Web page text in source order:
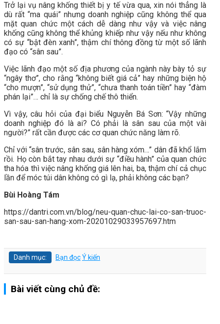
Trở lại vụ nâng khống thiết bị y tế vừa qua, xin nói thẳng là
dù rất “ma quái” nhưng doanh nghiệp cũng không thể qua
mặt quan chức một cách dễ dàng như vậy và việc nâng
khống cũng không thể khủng khiếp như vậy nếu như không
có sự “bật đèn xanh”, thậm chí thông đồng từ một số lãnh
đạo có “sân sau”.
Việc lãnh đạo một số địa phương của ngành này bày tỏ sự
“ngây thơ”, cho rằng “không biết giá cả” hay những biện hộ
“cho mượn”, “sử dụng thử”, “chưa thanh toán tiền” hay “đàm
phán lại”… chỉ là sự chống chế thô thiển.
Vì vậy, câu hỏi của đại biểu Nguyễn Bá Sơn: “Vậy những
doanh nghiệp đó là ai? Có phải là sân sau của một vài
người?” rất cần được các cơ quan chức năng làm rõ.
Chỉ với “sân trước, sân sau, sân hàng xóm…” dân đã khổ lắm
rồi. Họ còn bắt tay nhau dưới sự “điều hành” của quan chức
tha hóa thì việc nâng khống giá lên hai, ba, thậm chí cả chục
lần để móc túi dân không có gì lạ, phải không các bạn?
Bùi Hoàng Tám
https://dantri.com.vn/blog/neu-quan-chuc-lai-co-san-truoc-
san-sau-san-hang-xom-20201029033957697.htm
Danh mục: Bạn đọcÝ kiến
Bài viết cùng chủ đề: